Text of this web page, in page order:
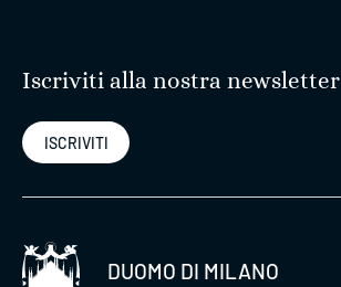
Iscriviti alla nostra newsletter
ISCRIVITI
DUOMO DI MILANO